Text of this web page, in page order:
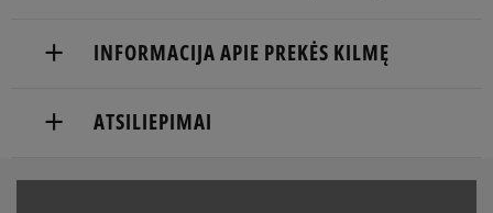
Pristatymas:
INFORMACIJA APIE PREKĖS KILMĘ
Posthofbrug 2-4
ATSILIEPIMAI